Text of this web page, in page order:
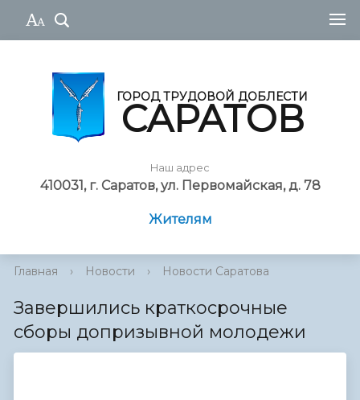
ГОРОД ТРУДОВОЙ ДОБЛЕСТИ
САРАТОВ
Наш адрес
410031, г. Саратов, ул. Первомайская, д. 78
Жителям
Главная › Новости › Новости Саратова
Завершились краткосрочные
сборы допризывной молодежи